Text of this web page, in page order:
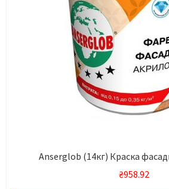
Anserglob (14кг) Краска
₴958.92